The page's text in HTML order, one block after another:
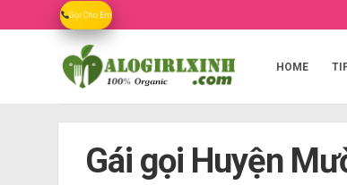
to
Gọi Cho Em
HOME
Gái gọi Huyện